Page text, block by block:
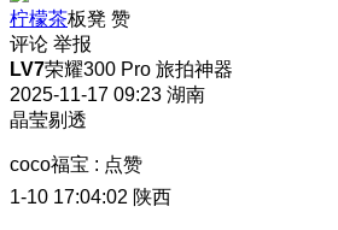
柠檬茶板凳 赞
评论 举报
LV7荣耀300 Pro 旅拍神器
2025-11-17 09:23 湖南
晶莹剔透
coco福宝 : 点赞
1-10 17:04:02 陕西